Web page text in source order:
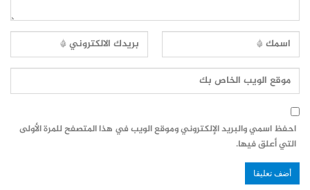
احفظ اسمي والبريد الإلكتروني وموقع الويب في هذا المتصفح للمرة الأولى
التي أعلق فيها.